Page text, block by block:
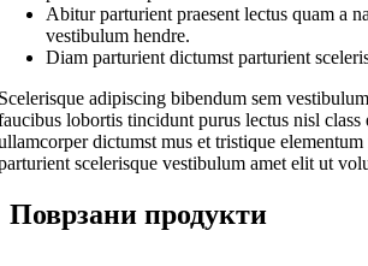
Abitur parturient praesent lectus quam a
vestibulum hendre.
Diam parturient dictumst parturient
adipiscing bibendum sem
lobortis tincidunt purus lectus nisl class
dictumst mus et tristique
scelerisque vestibulum amet elit ut
Поврзани продукти